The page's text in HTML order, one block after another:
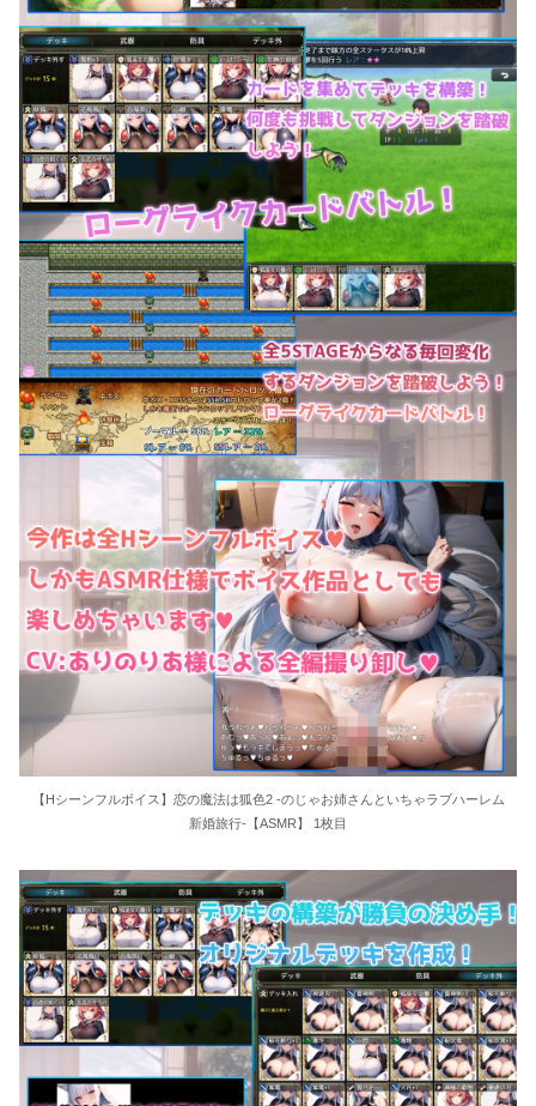
【Hシーンフルボイス】恋の魔法は狐色2 -のじゃお姉さんといちゃラブハーレム
新婚旅行-【ASMR】 1枚目